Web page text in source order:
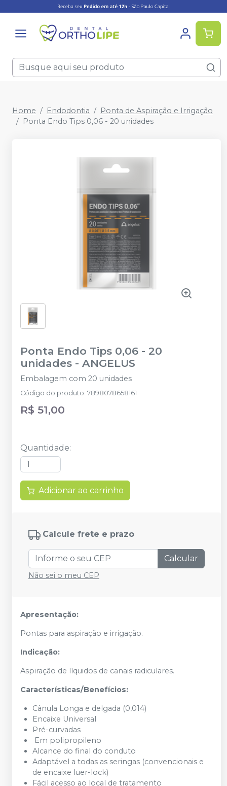
Home Endodontia
Ponta de Aspiração e Irrigação
Ponta Endo Tips 0,06 - 20 unidades
Ponta Endo Tips 0,06 - 20
unidades - ANGELUS
Embalagem com 20 unidades
Código do produto: 7898078658161
R$ 51,00
Quantidade:
Adicionar ao carrinho
Calcule frete e prazo
Calcular
Não sei o meu CEP
Apresentação:
Pontas para aspiração e irrigação.
Indicação:
Aspiração de líquidos de canais radiculares.
Características/Benefícios:
Cânula Longa e delgada (0,014)
Encaixe Universal
Pré-curvadas
Em polipropileno
Alcance do final do conduto
Adaptável a todas as seringas (convencionais e
de encaixe luer-lock)
Fácil acesso ao local de tratamento